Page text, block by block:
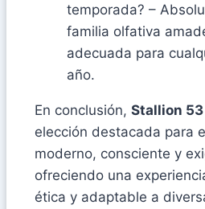
temporada? –
familia olfativa
adecuada para
año.
En conclusión, Stallion 53
elección destacada para
moderno, consciente y
ofreciendo una
ética y adaptable a